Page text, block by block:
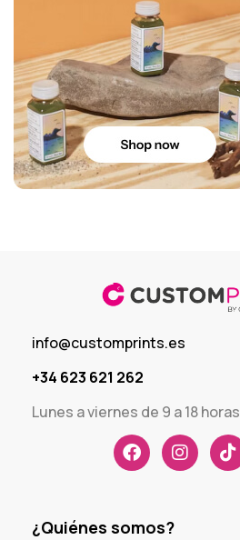
info@customprints.es
+34 623 621 262
Lunes a viernes de 9 a 18 horas
¿Quiénes somos?